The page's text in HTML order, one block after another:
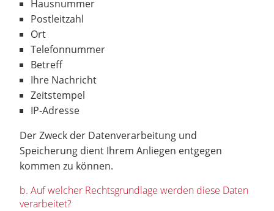
Hausnummer
Postleitzahl
Ort
Telefonnummer
Betreff
Ihre Nachricht
Zeitstempel
IP-Adresse
Der Zweck der Datenverarbeitung und
Speicherung dient Ihrem Anliegen entgegen
kommen zu können.
b. Auf welcher Rechtsgrundlage werden diese Daten
verarbeitet?